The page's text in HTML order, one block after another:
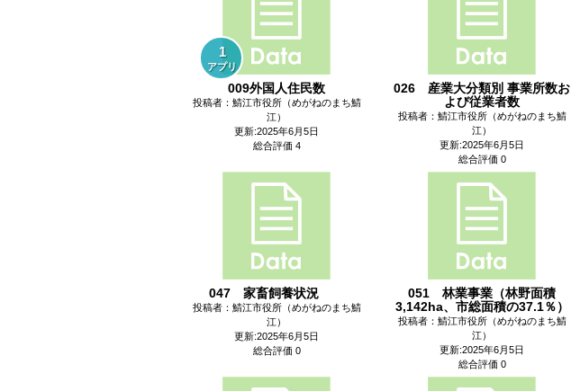
1
アプリ
009外国人住民数
投稿者：鯖江市役所（めがねのまち鯖
江）
更新:2025年6月5日
総合評価 4
026 産業大分類別 事業所数お
よび従業者数
投稿者：鯖江市役所（めがねのまち鯖
江）
更新:2025年6月5日
総合評価 0
047 家畜飼養状況
投稿者：鯖江市役所（めがねのまち鯖
江）
更新:2025年6月5日
総合評価 0
051 林業事業（林野面積
3,142ha、市総面積の37.1％）
投稿者：鯖江市役所（めがねのまち鯖
江）
更新:2025年6月5日
総合評価 0